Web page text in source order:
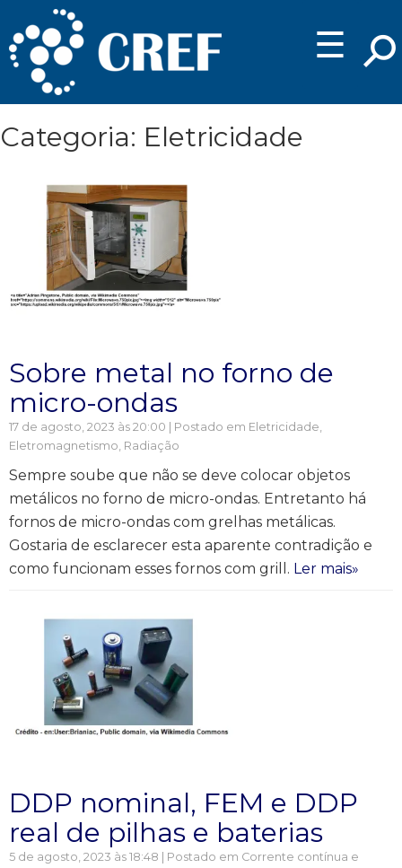
☰
Categoria: Eletricidade
Sobre metal no forno de
micro-ondas
17 de agosto, 2023 às 20:00 | Postado em Eletricidade,
Eletromagnetismo, Radiação
Sempre soube que não se deve colocar objetos
metálicos no forno de micro-ondas. Entretanto há
fornos de micro-ondas com grelhas metálicas.
Gostaria de esclarecer esta aparente contradição e
como funcionam esses fornos com grill. Ler mais»
DDP nominal, FEM e DDP
real de pilhas e baterias
5 de agosto, 2023 às 18:48 | Postado em Corrente contínua e